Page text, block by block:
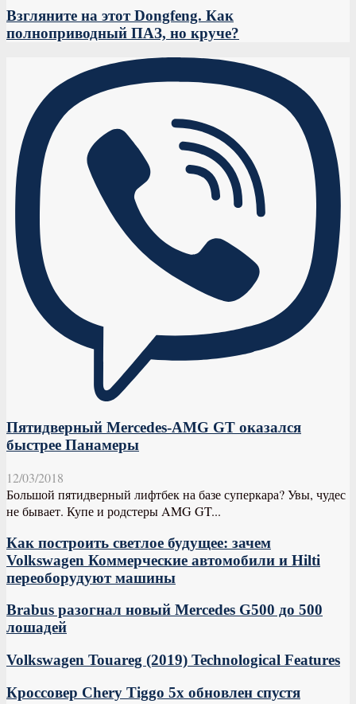
Взгляните на этот Dongfeng. Как
полноприводный ПАЗ, но круче?
Пятидверный Mercedes-AMG GT оказался
быстрее Панамеры
12/03/2018
Большой пятидверный лифтбек на базе суперкара? Увы, чудес
не бывает. Купе и родстеры AMG GT...
Как построить светлое будущее: зачем
Volkswagen Коммерческие автомобили и Hilti
переоборудуют машины
Brabus разогнал новый Mercedes G500 до 500
лошадей
Volkswagen Touareg (2019) Technological Features
Кроссовер Chery Tiggo 5x обновлен спустя